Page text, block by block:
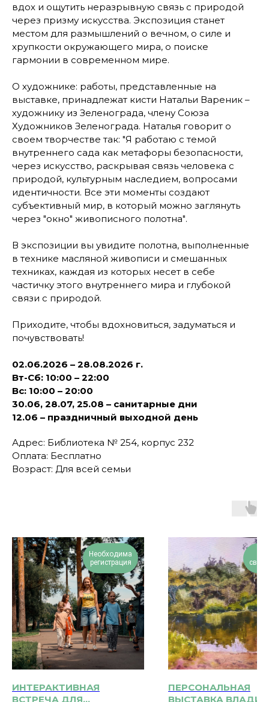
вдох и ощутить неразрывную связь с природой
через призму искусства. Экспозиция станет
местом для размышлений о вечном, о силе и
хрупкости окружающего мира, о поиске
гармонии в современном мире.
О художнике: работы, представленные на
выставке, принадлежат кисти Натальи Вареник –
художнику из Зеленограда, члену Союза
Художников Зеленограда. Наталья говорит о
своем творчестве так: "Я работаю с темой
внутреннего сада как метафоры безопасности,
через искусство, раскрывая связь человека с
природой, культурным наследием, вопросами
идентичности. Все эти моменты создают
субъективный мир, в который можно заглянуть
через "окно" живописного полотна".
В экспозиции вы увидите полотна, выполненные
в технике масляной живописи и смешанных
техниках, каждая из которых несет в себе
частичку этого внутреннего мира и глубокой
связи с природой.
Приходите, чтобы вдохновиться, задуматься и
почувствовать!
02.06.2026 – 28.08.2026 г.
Вт-Сб: 10:00 – 22:00
Вс: 10:00 – 20:00
30.06, 28.07, 25.08 – санитарные дни
12.06 – праздничный выходной день
Адрес: Библиотека № 254, корпус 232
Оплата: Бесплатно
Возраст: Для всей семьи
Необходима
регистрация
ИНТЕРАКТИВНАЯ
ВСТРЕЧА ДЛЯ
ПЕРСОНАЛЬНАЯ
ВЫСТАВКА